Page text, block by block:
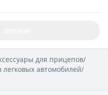
для прицепов/
автомобилей/